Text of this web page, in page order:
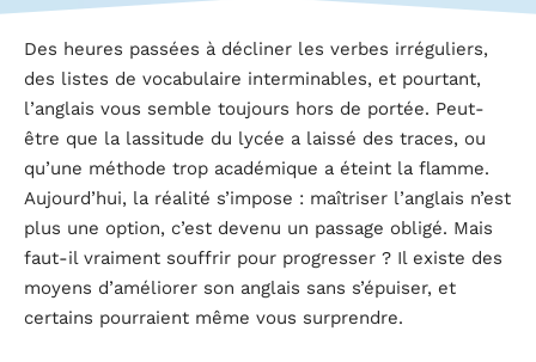
Des heures passées à décliner les verbes irréguliers,
des listes de vocabulaire interminables, et pourtant,
l’anglais vous semble toujours hors de portée. Peut-
être que la lassitude du lycée a laissé des traces, ou
qu’une méthode trop académique a éteint la flamme.
Aujourd’hui, la réalité s’impose : maîtriser l’anglais n’est
plus une option, c’est devenu un passage obligé. Mais
faut-il vraiment souffrir pour progresser ? Il existe des
moyens d’améliorer son anglais sans s’épuiser, et
certains pourraient même vous surprendre.